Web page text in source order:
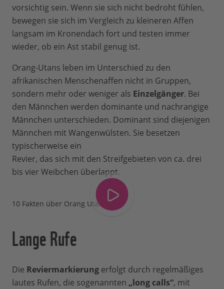
vorsichtig sein. Wenn sie sich nicht bedroht fühlen,
bewegen sie sich im Vergleich zu kleineren Affen
langsam im Kronendach fort und testen immer
wieder, ob ein Ast stabil genug ist.
Orang-Utans leben im Unterschied zu den
afrikanischen Menschenaffen nicht in Gruppen,
sondern mehr oder weniger als Einzelgänger. Bei
den Männchen werden dominante und nachrangige
Männchen unterschieden. Dominant sind diejenigen
Männchen mit Wangenwülsten. Sie besetzen
typischerweise ein
Revier, das sich mit den Streifgebieten von ca. drei
bis vier Weibchen überlappt.
10 Fakten über Orang Utans
Lange Rufe
Die Reviermarkierung erfolgt durch regelmäßiges
lautes Rufen, die sogenannten „long calls“, mit